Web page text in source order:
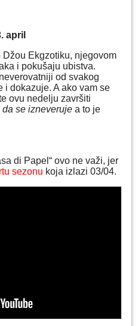
april
Ekgzotiku, njegovom
i pokušaju ubistva.
od svakog
i dokazuje. A ako vam se
ovu nedelju završiti
da se izneveruje a to je
di Papel“ ovo ne važi, jer
sezonu koja izlazi 03/04.